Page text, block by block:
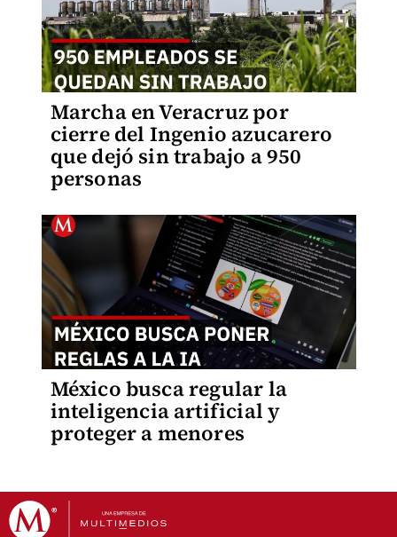
Marcha en Veracruz por
cierre del Ingenio azucarero
que dejó sin trabajo a 950
personas
México busca regular la
inteligencia artificial y
proteger a menores